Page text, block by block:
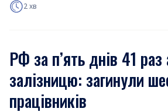
2 хв
РФ за п’ять днів 41 раз
залізницю: загинули
працівників